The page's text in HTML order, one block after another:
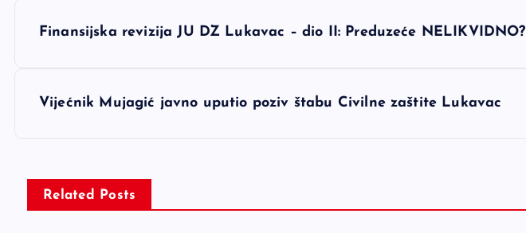
NFinansijska revizija JU DZ Lukavac – dio II: Preduzeće NELIKVIDNO?
Vijećnik Mujagić javno uputio poziv štabu Civilne zaštite Lukavac
Related Posts